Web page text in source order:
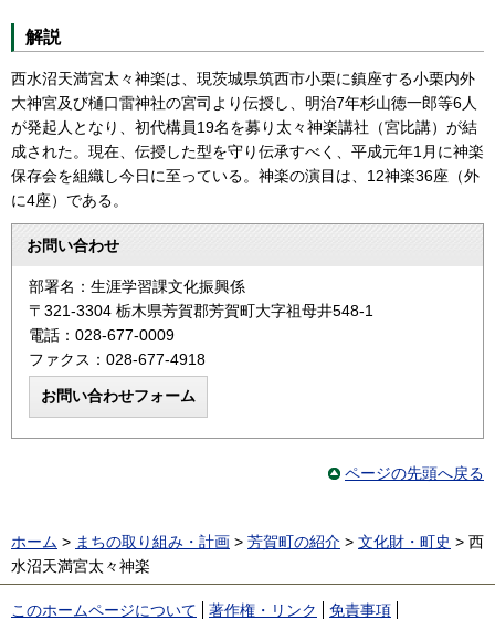
解説
西水沼天満宮太々神楽は、現茨城県筑西市小栗に鎮座する小栗内外
大神宮及び樋口雷神社の宮司より伝授し、明治7年杉山徳一郎等6人
が発起人となり、初代構員19名を募り太々神楽講社（宮比講）が結
成された。現在、伝授した型を守り伝承すべく、平成元年1月に神楽
保存会を組織し今日に至っている。神楽の演目は、12神楽36座（外
に4座）である。
お問い合わせ
部署名：生涯学習課文化振興係
〒321-3304 栃木県芳賀郡芳賀町大字祖母井548-1
電話：028-677-0009
ファクス：028-677-4918
ページの先頭へ戻る
ホーム > まちの取り組み・計画 > 芳賀町の紹介 > 文化財・町史 > 西
水沼天満宮太々神楽
このホームページについて 著作権・リンク 免責事項